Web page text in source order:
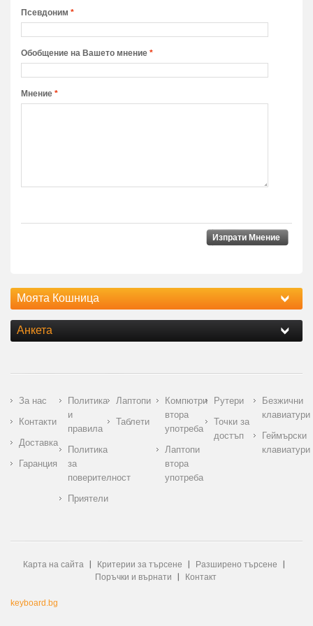
*
Псевдоним
*
Обобщение на Вашето мнение
*
Мнение
Изпрати Мнение
Моята Кошница
Анкета
За нас
Контакти
Доставка
Гаранция
Политика
и
правила
Политика
за
поверителност
Приятели
Лаптопи
Таблети
Компютри
втора
употреба
Лаптопи
втора
употреба
Рутери
Точки за
достъп
Безжични
клавиатури
Геймърски
клавиатури
Карта на сайта Критерии за търсене
Разширено търсене
Поръчки и върнати
Контакт
keyboard.bg